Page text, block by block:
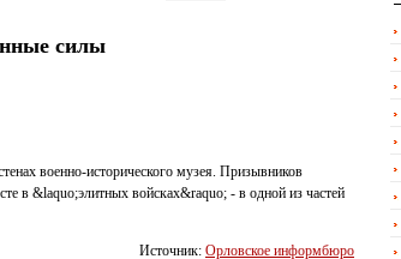
силы
военно-исторического музея. Призывников
в &laquo;элитных войсках&raquo; - в одной из частей
Источник: Орловское информбюро